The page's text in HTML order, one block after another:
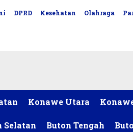
DPRD Kesehatan Olahraga
Konawe Utara
Selatan Buton Tengah